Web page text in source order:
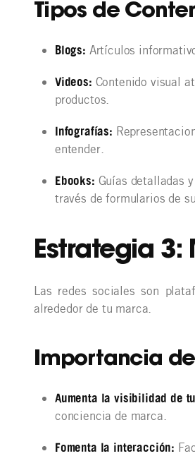
Tipos de
Blogs: Artículos
Videos: Contenido visual
productos.
Infografías:
entender.
Ebooks: Guías detalladas
través de formularios de
Estrategia 3:
Las redes sociales son
alrededor de tu marca.
Importancia de
Aumenta la visibilidad de
conciencia de marca.
Fomenta la interacción: